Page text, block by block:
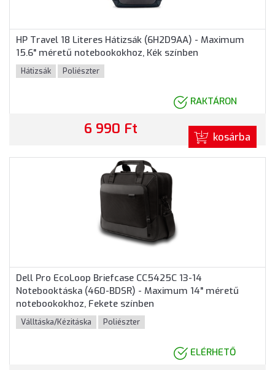
HP Travel 18 Literes Hátizsák (6H2D9AA) - Maximum
15.6" méretű notebookokhoz, Kék színben
Hátizsák Poliészter
RAKTÁRON
6 990 Ft kosárba
Dell Pro EcoLoop Briefcase CC5425C 13-14
Notebooktáska (460-BDSR) - Maximum 14" méretű
notebookokhoz, Fekete színben
Válltáska/Kézitáska Poliészter
ELÉRHETŐ